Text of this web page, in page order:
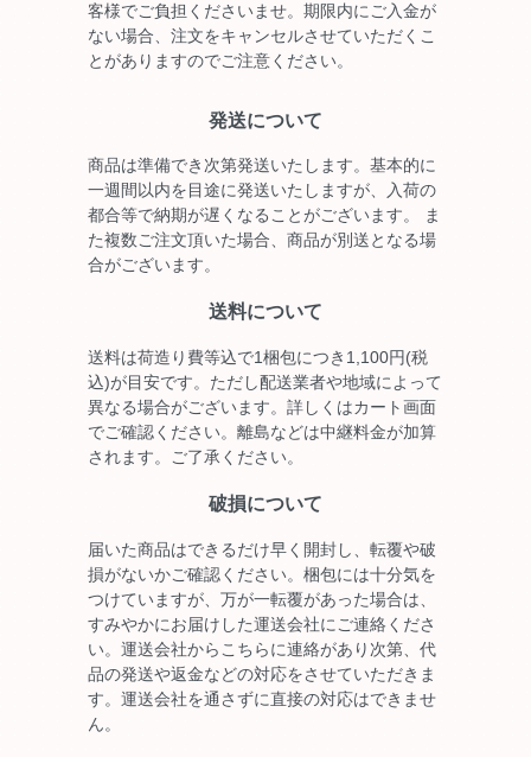
客様でご負担くださいませ。期限内にご入金が
ない場合、注文をキャンセルさせていただくこ
とがありますのでご注意ください。
発送について
商品は準備でき次第発送いたします。基本的に
一週間以内を目途に発送いたしますが、入荷の
都合等で納期が遅くなることがございます。 ま
た複数ご注文頂いた場合、商品が別送となる場
合がございます。
送料について
送料は荷造り費等込で1梱包につき1,100円(税
込)が目安です。ただし配送業者や地域によって
異なる場合がございます。詳しくはカート画面
でご確認ください。離島などは中継料金が加算
されます。ご了承ください。
破損について
届いた商品はできるだけ早く開封し、転覆や破
損がないかご確認ください。梱包には十分気を
つけていますが、万が一転覆があった場合は、
すみやかにお届けした運送会社にご連絡くださ
い。運送会社からこちらに連絡があり次第、代
品の発送や返金などの対応をさせていただきま
す。運送会社を通さずに直接の対応はできませ
ん。